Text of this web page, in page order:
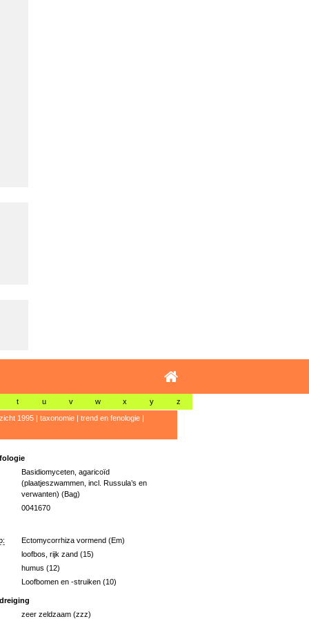
t u v w x y z
1995| taxonomie| trend en fenologie|
Basidiomyceten, agaricoïd
(plaatjeszwammen, incl. Russula’s en
verwanten) (Bag)
0041670
Ectomycorrhiza vormend (Em)
loofbos, rijk zand (15)
humus (12)
Loofbomen en -struiken (10)
zeer zeldzaam (zzz)